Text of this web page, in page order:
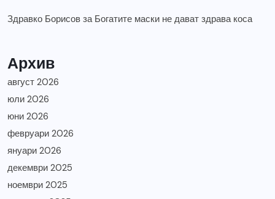
Здравко Борисов за Богатите маски не дават здрава коса
Архив
август 2026
юли 2026
юни 2026
февруари 2026
януари 2026
декември 2025
ноември 2025